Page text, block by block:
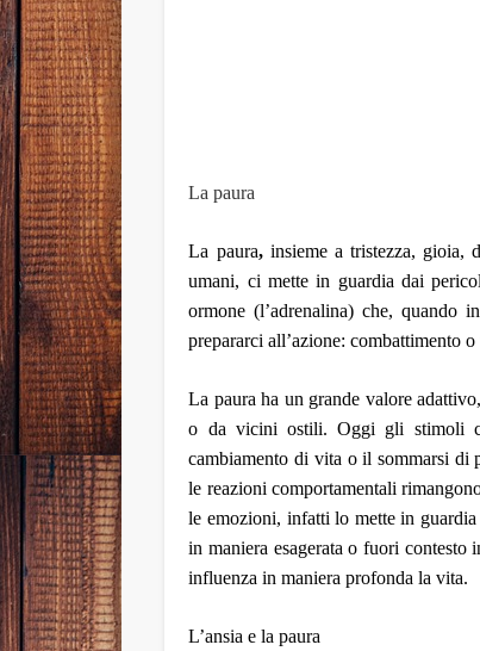
La paura
La paura, insieme a tristezza, gioia,
umani, ci mette in guardia dai
ormone(l’adrenalina) che,quando
prepararci all’azione:combattimento o
La pauraha un grande valore adattivo,
o da vicini ostili. Oggi gli stimoli
cambiamento di vita o il sommarsi di
le reazioni comportamentali
le emozioni, infatti lo mette in
in maniera esagerata o fuori contesto
influenza in maniera profonda la vita.
L’ansia e la paura